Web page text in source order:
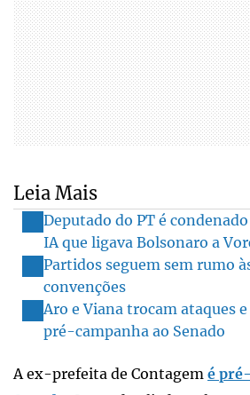
Leia Mais
Deputado do PT é
IA que ligava Bolsonaro a
Partidos seguem sem rumo
convenções
Aro e Viana trocam ataques
pré-campanha ao Senado
A ex-prefeita de Contagem é